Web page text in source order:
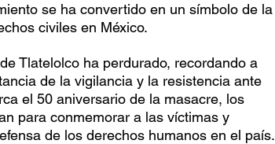
se ha convertido en un símbolo de la
civiles en México.
Tlatelolco ha perdurado, recordando a
de la vigilancia y la resistencia ante
el 50 aniversario de la masacre, los
para conmemorar a las víctimas y
de los derechos humanos en el país.